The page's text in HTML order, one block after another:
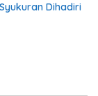
Dihadiri